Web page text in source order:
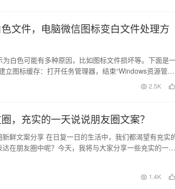
文件，电脑微信图标变白文件处理方
白色可能有多种原因，比如图标文件损坏等。下面是
立图标缓存：打开任务管理器，结束“Windows资源管理
2.5K
，充实的一天说说朋友圈文案？
鲜文案分享 在日复一日的生活中，我们都渴望有充实
在朋友圈中呢？今天，我将与大家分享一些充实的一天
1.4K